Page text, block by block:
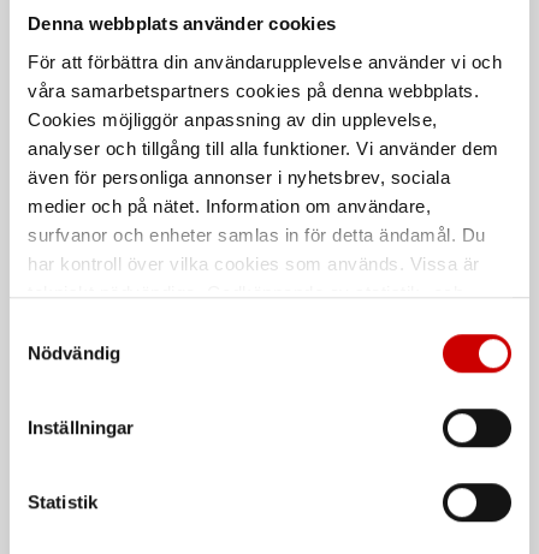
Denna webbplats använder cookies
För att förbättra din användarupplevelse använder vi och
våra samarbetspartners cookies på denna webbplats.
Cookies möjliggör anpassning av din upplevelse,
analyser och tillgång till alla funktioner. Vi använder dem
även för personliga annonser i nyhetsbrev, sociala
medier och på nätet. Information om användare,
surfvanor och enheter samlas in för detta ändamål. Du
har kontroll över vilka cookies som används. Vissa är
tekniskt nödvändiga. Godkännande av statistik- och
länder utanför EU med olika dataskyddsnormer. Genom
att godkänna samtycker du till sådana överföringar. Läs
Nödvändig
Inställningar
Statistik
Montagehandske
Tigerflex Thermo
Sömlös fodrad handske i
latexskumdoppad akryl-polyester.
EN 388
Hantverksbyxa stretch
X1900 1990
55% Bomull, 30% Polyester, 15%
Polyamid